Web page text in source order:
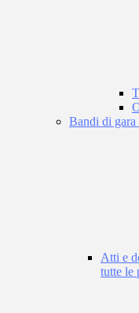
Bandi di gara
Atti e
tutte le